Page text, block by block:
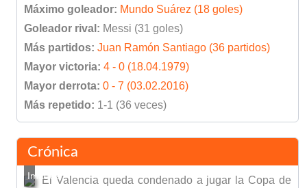
Máximo goleador: Mundo Suárez (18 goles)
Goleador rival: Messi (31 goles)
Más partidos: Juan Ramón Santiago (36 partidos)
Mayor victoria: 4 - 0 (18.04.1979)
Mayor derrota: 0 - 7 (03.02.2016)
Más repetido: 1-1 (36 veces)
Crónica
El Valencia queda condenado a jugar la Copa de